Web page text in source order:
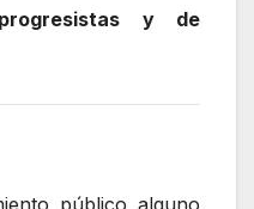
y de
público alguno